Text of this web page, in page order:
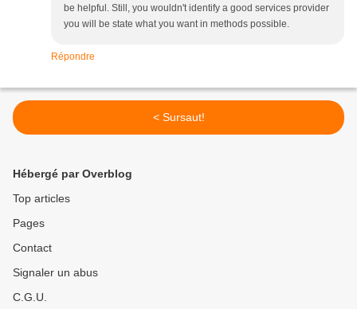
be helpful. Still, you wouldn't identify a good services provider
you will be state what you want in methods possible.
Répondre
< Sursaut!
Hébergé par Overblog
Top articles
Pages
Contact
Signaler un abus
C.G.U.